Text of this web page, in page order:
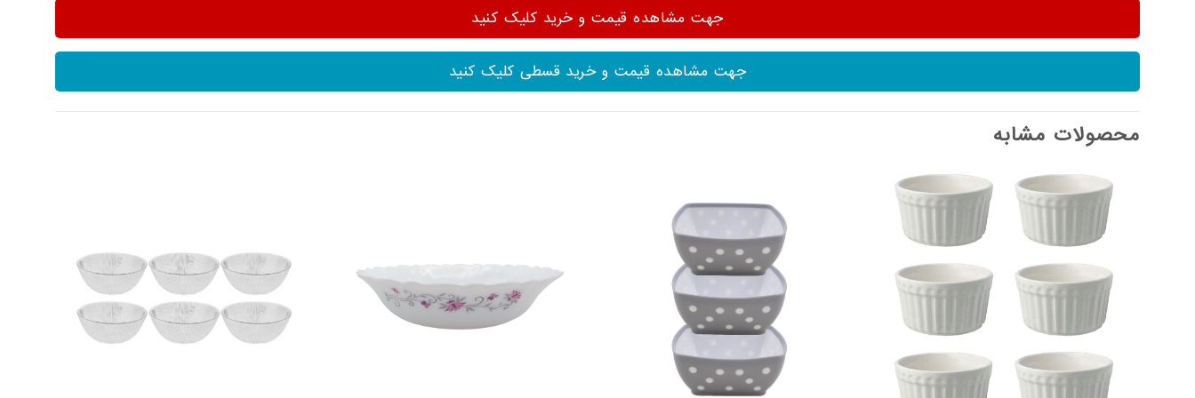
جهت مشاهده قیمت و خرید کلیک کنید
جهت مشاهده قیمت و خرید قسطی کلیک کنید
محصولات مشابه